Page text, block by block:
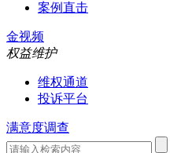
案例直击
金视频
权益维护
维权通道
投诉平台
满意度调查